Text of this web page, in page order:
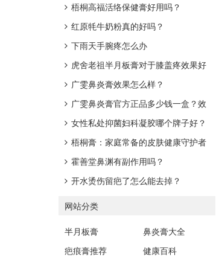
梧桐高福活络保健膏好用吗？
红原牦牛奶粉真的好吗？
下雨天手腕疼怎么办
虎舍老祖半月板膏对于膝盖疼效果好
吗？广雯鼻炎膏效果怎么样？
广雯鼻炎膏官方正品多少钱一盒？效
果好吗？
女性私处抑菌妇科凝胶哪个牌子好？
梧桐膏：家庭常备的皮肤健康守护者
霍善堂鼻渊有副作用吗？
开水烫伤留疤了怎么能去掉？
网站分类
半月板膏
鼻炎膏大全
疤痕膏推荐
健康百科